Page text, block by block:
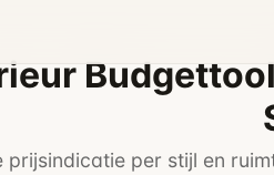
prijsindicatie per stijl en